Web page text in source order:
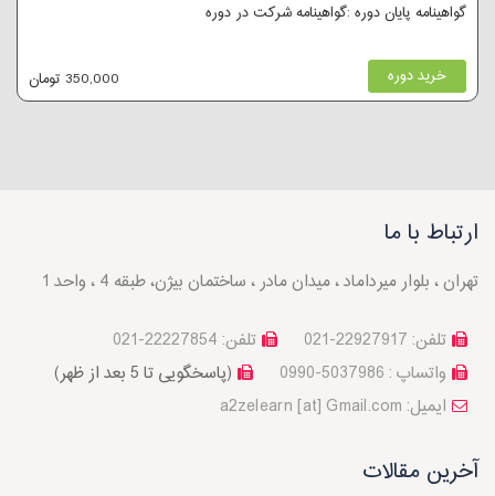
گواهینامه پایان دوره :گواهینامه شرکت در دوره
خرید دوره 350,000 تومان
ارتباط با ما
تهران ، بلوار میرداماد ، میدان مادر ، ساختمان بیژن، طبقه 4 ، واحد 1
تلفن: 22227854-021
تلفن: 22927917-021
(پاسخگویی تا 5 بعد از ظهر)
واتساپ : 5037986-0990
a2zelearn [at] Gmail.com :ایمیل
آخرین مقالات